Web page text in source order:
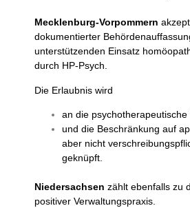
Mecklenburg-Vorpommern
dokumentierter
unterstützenden Einsatz
durch HP-Psych.
Die Erlaubnis wird
an die psychotherapeutische
und die Beschränkung auf
aber nicht
geknüpft.
Niedersachsen zählt ebenfalls zu
positiver Verwaltungspraxis.